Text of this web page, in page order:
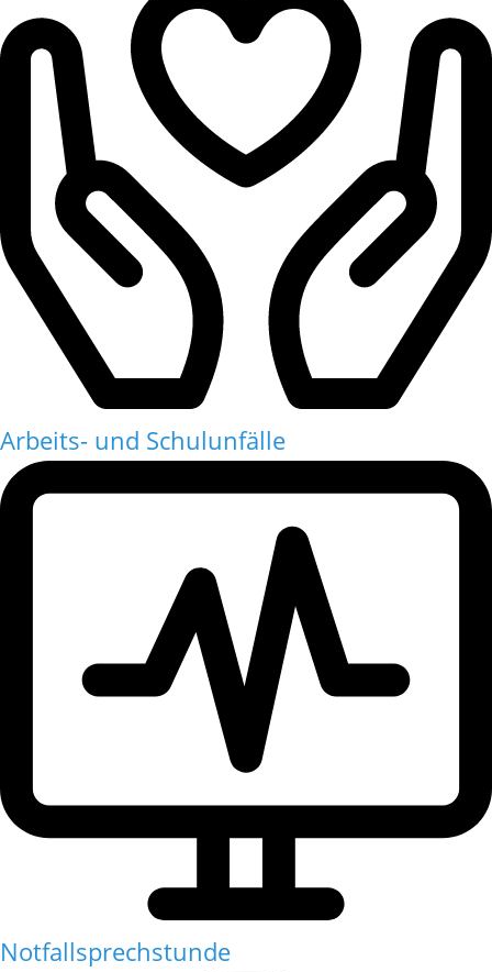
Arbeits- und Schulunfälle
Notfallsprechstunde